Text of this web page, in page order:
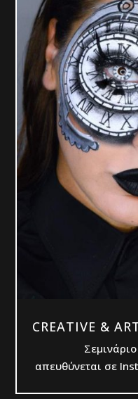
CREATIVE &
απευθύνεται σε